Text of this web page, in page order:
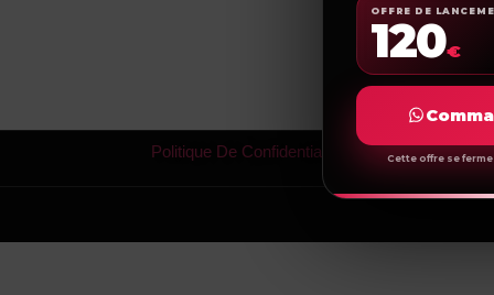
Politique De Confidentialité
OFFRE DE
120€
Cette offre se